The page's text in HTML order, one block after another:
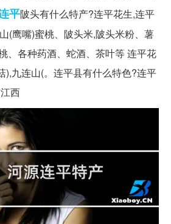
平陂头有什么特产?连平花生,连平
(鹰嘴)蜜桃、陂头米,陂头米粉、薯
、各种药酒、蛇酒、茶叶等 连平花
),九连山(。连平县有什么特色?连平
西